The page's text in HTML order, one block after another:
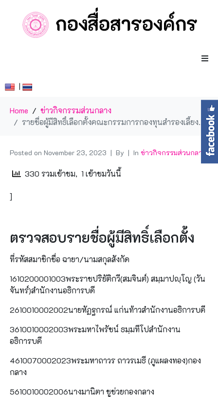
|
Home
ข่าวกิจกรรมส่วนกลาง
รายชื่อผู้มีสิทธิ์เลือกตั้งคณะกรรมการกองทุนสำรองเลี้ยงชีพฝ่ายสมาชิก ปี พ.ศ. 2567-2569
Posted on November 23, 2023 By In ข่าวกิจกรรมส่วนกลาง
330 รวมเข้าชม, 1 เข้าชมวันนี้
]
ตรวจสอบรายชื่อผู้มีสิทธิ์เลือกตั้ง
ที่รหัสสมาชิกชื่อ ฉายา/นามสกุลสังกัด
1610200001003พระราชปริยัติกวี(สมจินต์) สมฺมาปญฺโญ (วัน
จันทร์)สำนักงานอธิการบดี
2610010002002นายหัฏฐกรณ์ แก่นท้าวสำนักงานอธิการบดี
3610010002003พระมหาไพรัชน์ ธมฺมทีโปสำนักงาน
อธิการบดี
4610070002023พระมหาถาวร ถาวรเมธี (ภูแผลงทอง)กอง
กลาง
5610010002006นางมานิตา ชูช่วยกองกลาง